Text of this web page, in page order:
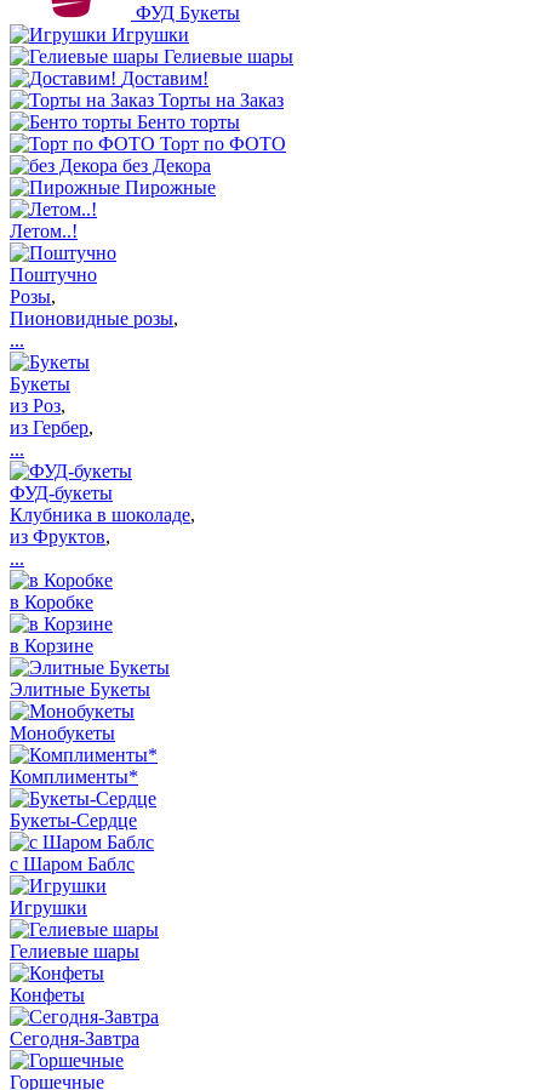
ФУД Букеты
Игрушки
Гелиевые шары
Доставим!
Торты на Заказ
Бенто торты
Торт по ФОТО
без Декора
Пирожные
Летом..!
Поштучно
Розы,
Пионовидные розы,
...
Букеты
из Роз,
из Гербер,
...
ФУД-букеты
Клубника в шоколаде,
из Фруктов,
...
в Коробке
в Корзине
Элитные Букеты
Монобукеты
Комплименты*
Букеты-Сердце
с Шаром Баблс
Игрушки
Гелиевые шары
Конфеты
Сегодня-Завтра
Горшечные